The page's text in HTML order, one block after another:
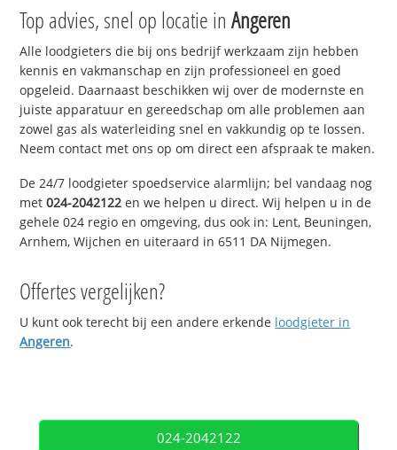
Top advies, snel op locatie inAngeren
Alle loodgieters die bij ons bedrijf werkzaam zijn hebben
kennis en vakmanschap en zijn professioneel en goed
opgeleid. Daarnaast beschikken wij over de modernste en
juiste apparatuur en gereedschap om alle problemen aan
zowel gas als waterleiding snel en vakkundig op te lossen.
Neem contact met ons op om direct een afspraak te maken.
De 24/7 loodgieter spoedservice alarmlijn; bel vandaag nog
met024-2042122 en we helpen u direct. Wij helpen u in de
gehele 024 regio en omgeving, dus ook in: Lent, Beuningen,
Arnhem, Wijchen en uiteraard in 6511 DA Nijmegen.
Offertes vergelijken?
U kunt ook terecht bij een andere erkende loodgieter in
Angeren.
024-2042122